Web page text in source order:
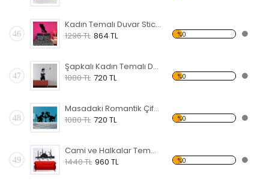
46
Kadın Temalı Duvar Sticker
1296 TL 864 TL %0
47
Şapkalı Kadın Temalı Duvar Sticker
1080 TL 720 TL %0
48
Masadaki Romantik Çift Temalı Duvar Sticker
1080 TL 720 TL %0
49
Cami ve Halkalar Temalı Duvar Sticker
1440 TL 960 TL %0